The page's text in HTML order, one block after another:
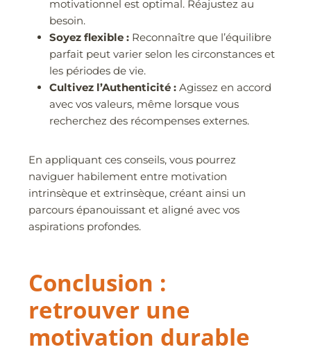
motivationnel est optimal. Réajustez au
besoin.
Soyez flexible : Reconnaître que l’équilibre
parfait peut varier selon les circonstances et
les périodes de vie.
Cultivez l’Authenticité : Agissez en accord
avec vos valeurs, même lorsque vous
recherchez des récompenses externes.
En appliquant ces conseils, vous pourrez
naviguer habilement entre motivation
intrinsèque et extrinsèque, créant ainsi un
parcours épanouissant et aligné avec vos
aspirations profondes.
Conclusion :
retrouver une
motivation durable